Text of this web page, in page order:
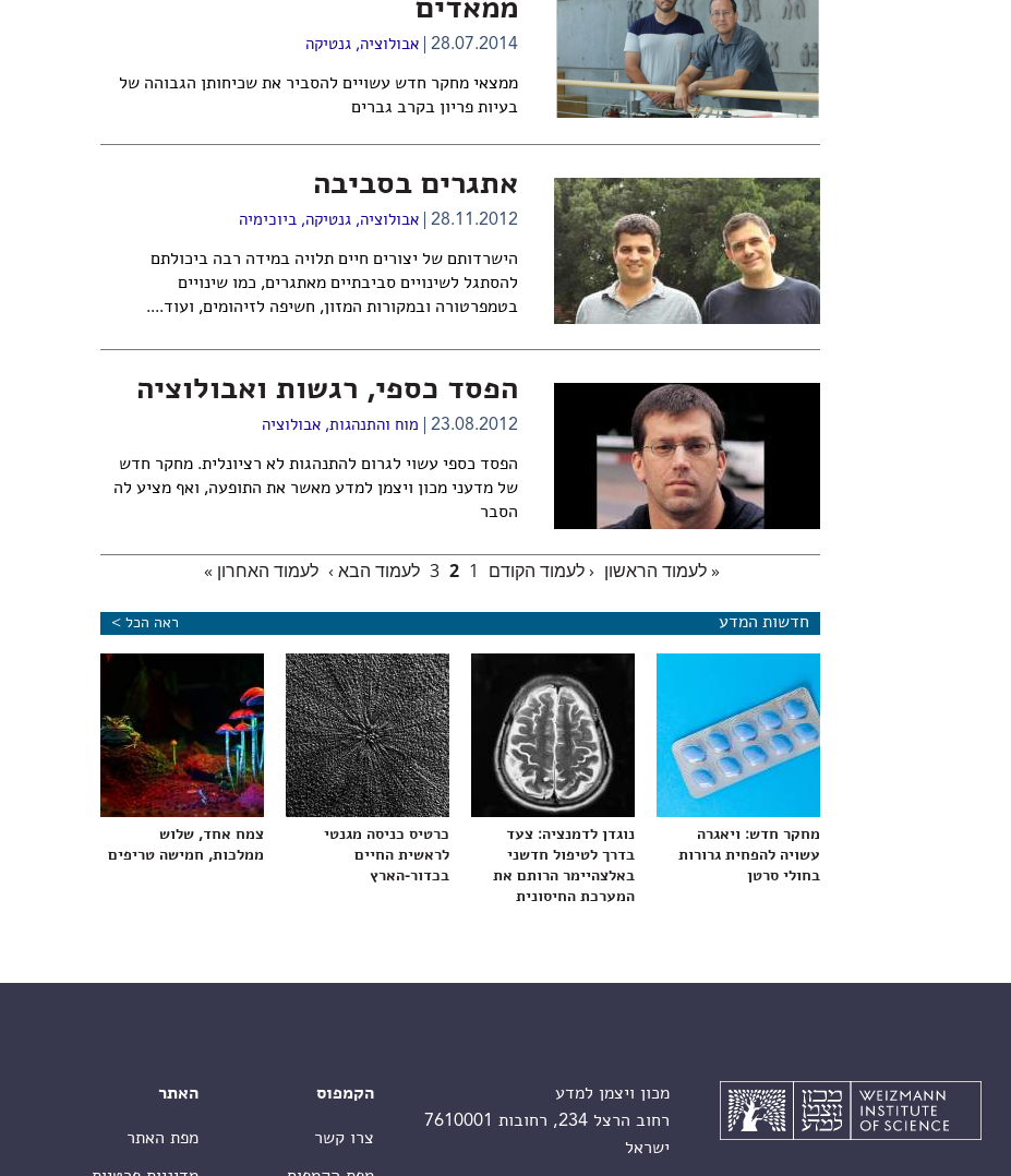
ממאדים
28.07.2014 אבולוציה,גנטיקה
ממצאי מחקר חדש עשויים להסביר את שכיחותן הגבוהה של
בעיות פריון בקרב גברים
אתגרים בסביבה
28.11.2012 אבולוציה,גנטיקה,ביוכימיה
הישרדותם של יצורים חיים תלויה במידה רבה ביכולתם
להסתגל לשינויים סביבתיים מאתגרים, כמו שינויים
בטמפרטורה ובמקורות המזון, חשיפה לזיהומים, ועוד....
הפסד כספי, רגשות ואבולוציה
23.08.2012 מוח והתנהגות,אבולוציה
הפסד כספי עשוי לגרום להתנהגות לא רציונלית. מחקר חדש
של מדעני מכון ויצמן למדע מאשר את התופעה, ואף מציע לה
הסבר
« לעמוד הראשון ‹ לעמוד הקודם 1
2
3 לעמוד הבא › לעמוד האחרון »
חדשות המדע ראה הכל >
מחקר חדש: ויאגרה
עשויה להפחית גרורות
בחולי סרטן
נוגדן לדמנציה: צעד
בדרך לטיפול חדשני
באלצהיימר הרותם את
המערכת החיסונית
כרטיס כניסה מגנטי
לראשית החיים
בכדור-הארץ
צמח אחד, שלוש
ממלכות, חמישה טריפים
מכון ויצמן למדע
רחוב הרצל 234, רחובות 7610001
ישראל
הקמפוס
צרו קשר
האתר
מפת האתר